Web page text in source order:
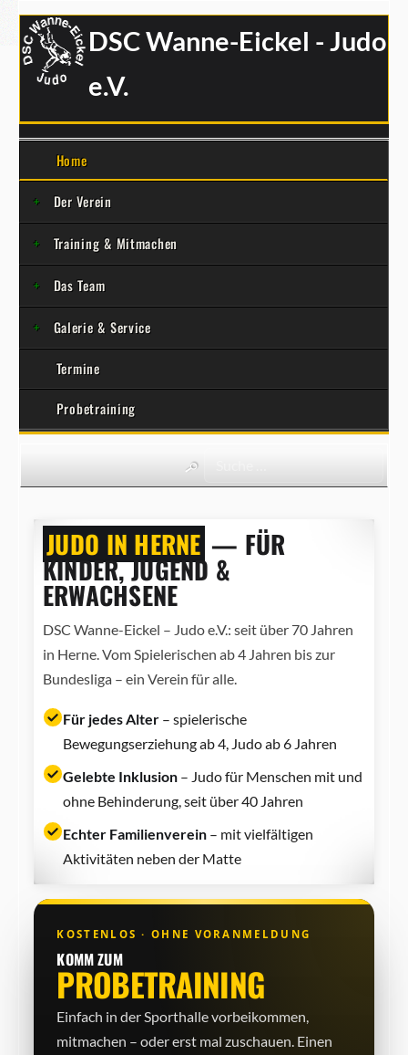
DSC Wanne-Eickel - Judo
e.V.
Home
Der Verein
Training & Mitmachen
Das Team
Galerie & Service
Termine
Probetraining
JUDO IN HERNE — FÜR
KINDER, JUGEND &
ERWACHSENE
DSC Wanne-Eickel – Judo e.V.: seit über 70 Jahren
in Herne. Vom Spielerischen ab 4 Jahren bis zur
Bundesliga – ein Verein für alle.
Für jedes Alter– spielerische
Bewegungserziehung ab 4, Judo ab 6 Jahren
Gelebte Inklusion– Judo für Menschen mit und
ohne Behinderung, seit über 40 Jahren
Echter Familienverein– mit vielfältigen
Aktivitäten neben der Matte
KOSTENLOS · OHNE VORANMELDUNG
KOMM ZUM
PROBETRAINING
Einfach in der Sporthalle vorbeikommen,
mitmachen – oder erst mal zuschauen. Einen